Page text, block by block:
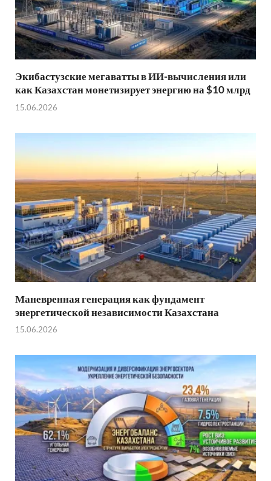
Экибастузские мегаватты в ИИ-вычисления или
как Казахстан монетизирует энергию на $10 млрд
15.06.2026
Маневренная генерация как фундамент
энергетической независимости Казахстана
15.06.2026